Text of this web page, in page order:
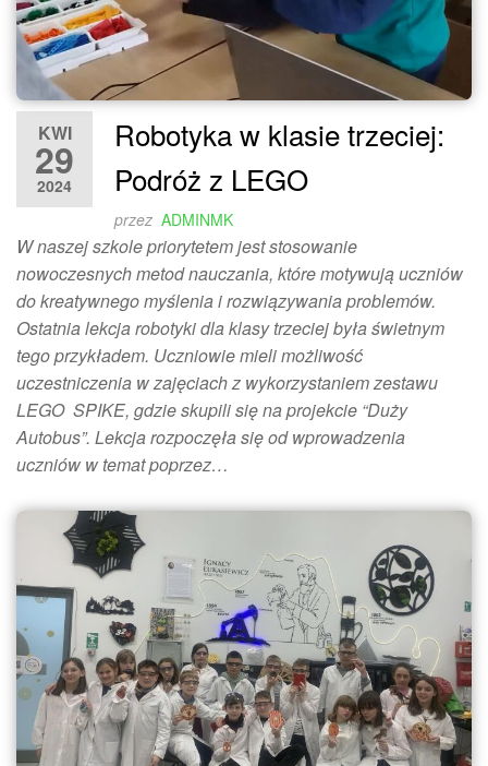
KWI
29
2024
Robotyka w klasie trzeciej:
Podróż z LEGO
przez ADMINMK
W naszej szkole priorytetem jest stosowanie
nowoczesnych metod nauczania, które motywują uczniów
do kreatywnego myślenia i rozwiązywania problemów.
Ostatnia lekcja robotyki dla klasy trzeciej była świetnym
tego przykładem. Uczniowie mieli możliwość
uczestniczenia w zajęciach z wykorzystaniem zestawu
LEGO SPIKE, gdzie skupili się na projekcie “Duży
Autobus”. Lekcja rozpoczęła się od wprowadzenia
uczniów w temat poprzez…